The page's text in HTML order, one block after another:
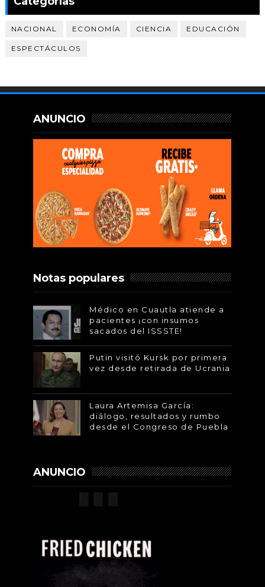
NACIONAL ECONOMÍA CIENCIA EDUCACIÓN
ESPECTÁCULOS
ANUNCIO
Notas populares
Médico en Cuautla atiende a
pacientes ¡con insumos
sacados del ISSSTE!
Putin visitó Kursk por primera
vez desde retirada de Ucrania
Laura Artemisa García:
diálogo, resultados y rumbo
desde el Congreso de Puebla
ANUNCIO